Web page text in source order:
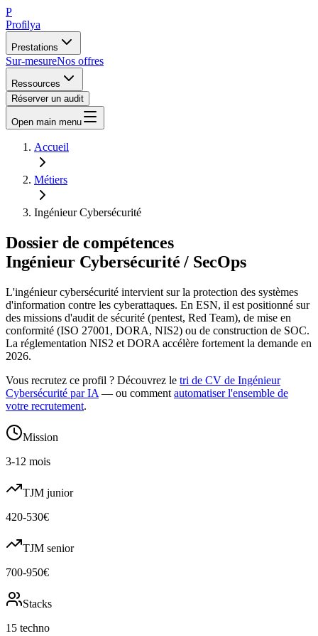
P
Profilya
Prestations
Sur-mesureNos offres
Ressources
Réserver un audit
Open main menu
Accueil
Métiers
Ingénieur Cybersécurité
Dossier de compétences
Ingénieur Cybersécurité / SecOps
L'ingénieur cybersécurité intervient sur la protection des systèmes
d'information contre les cyberattaques. En ESN, il est positionné sur
des missions d'audit de sécurité (pentest, Red Team), de mise en
conformité (ISO 27001, DORA, NIS2) ou de construction de SOC.
La réglementation NIS2 et DORA accélère fortement la demande en
2026.
Vous recrutez ce profil ? Découvrez le tri de CV de Ingénieur
Cybersécurité par IA — ou comment automatiser l'ensemble de
votre recrutement.
Mission
3-12 mois
TJM junior
420-530€
TJM senior
700-950€
Stacks
15 techno